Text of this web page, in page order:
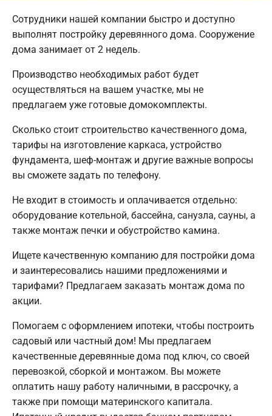
Сотрудники нашей компании быстро и доступно
выполнят постройку деревянного дома. Сооружение
дома занимает от 2 недель.
Производство необходимых работ будет
осуществляться на вашем участке, мы не
предлагаем уже готовые домокомплекты.
Сколько стоит строительство качественного дома,
тарифы на изготовление каркаса, устройство
фундамента, шеф-монтаж и другие важные вопросы
вы сможете задать по телефону.
Не входит в стоимость и оплачивается отдельно:
оборудование котельной, бассейна, санузла, сауны, а
также монтаж печки и обустройство камина.
Ищете качественную компанию для постройки дома
и заинтересовались нашими предложениями и
тарифами? Предлагаем заказать монтаж дома по
акции.
Помогаем с оформлением ипотеки, чтобы построить
садовый или частный дом! Мы предлагаем
качественные деревянные дома под ключ, со своей
перевозкой, сборкой и монтажом. Вы можете
оплатить нашу работу наличными, в рассрочку, а
также при помощи материнского капитала.